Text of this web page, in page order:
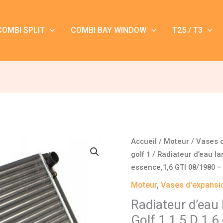
SPLIT COMBI BAY WINDOW T25 / T3
Accueil / Moteur /Vases
golf 1 / Radiateur d’eau
essence,1,6 GTI 08/1980
Moteur,Vases
Radiateur
quantité
de
Radiateur
d'eau
480
mm